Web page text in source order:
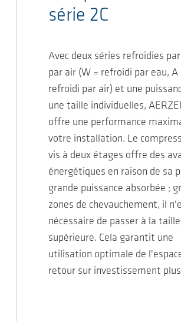
série 2C
Avec deux séries refroidies
par air (W = refroidi par eau, A
refroidi par air) et une
une taille individuelles,
offre une performance
votre installation. Le
vis à deux étages offre des
énergétiques en raison de sa
grande puissance absorbée ;
zones de chevauchement, il
nécessaire de passer à la taille
supérieure. Cela garantit une
utilisation optimale de
retour sur investissement